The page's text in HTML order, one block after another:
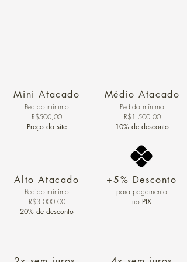
Mini Atacado
Pedido ​mínimo
R$500,00
Preço do site
Alto Atacado
Pedido mínimo
R$3.000,00
20% de desconto
Médio Atacado
Pedido mínimo
R$1.500,00
10% de desconto
+5% Desconto
para pagamento
no PIX